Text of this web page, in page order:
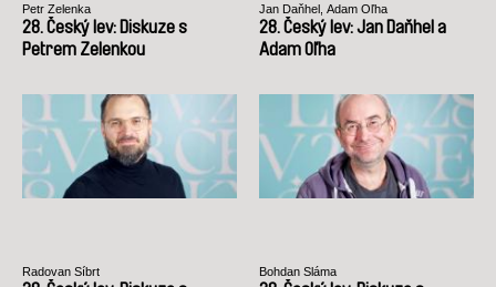
Petr Zelenka
28. Český lev: Diskuze s
Petrem Zelenkou
Jan Daňhel, Adam Oľha
28. Český lev: Jan Daňhel a
Adam Oľha
Radovan Síbrt Bohdan Sláma